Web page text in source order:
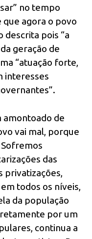
no tempo
agora o povo
descrita pois “a
geração de
“atuação forte,
interesses
amontoado de
vai mal, porque
das
privatizações,
todos os níveis,
da população
por um
continua a